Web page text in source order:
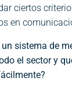
ciertos
en
sistema de
el sector y